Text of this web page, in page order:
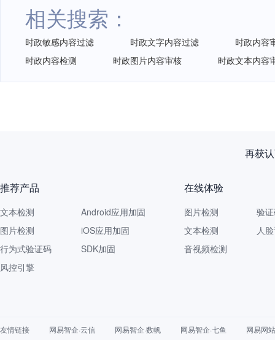
相关搜索：
时政敏感内容过滤 时政文字内容过滤
时政内容
时政内容检测
时政图片内容审核 时政文本内容
再获
推荐产品
文本检测
图片检测
行为式验证码
风控引擎
Android应用加固
iOS应用加固
SDK加固
在线体验
图片检测
文本检测
音视频检测
验
人
友情链接 网易智企·云信 网易智企·数帆 网易智企·七鱼 网易网